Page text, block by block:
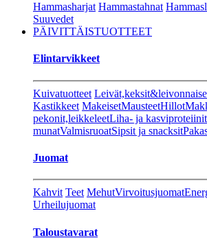
Hammasharjat Hammastahnat
Suuvedet
PÄIVITTÄISTUOTTEET
Elintarvikkeet
Kuivatuotteet
Kastikkeet MakeisetMausteetHillot
pekonit,leikkeleetLiha- ja kasviproteiinit
munatValmisruoatSipsit ja snacksit
Juomat
Kahvit Teet MehutVirvoitusjuomat
Urheilujuomat
Taloustavarat